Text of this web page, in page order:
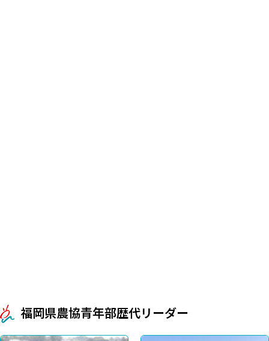
福岡県農協青年部歴代リーダー